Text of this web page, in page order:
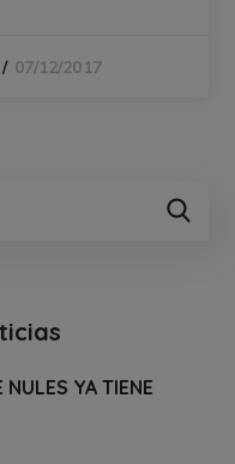
07/12/2017
YA TIENE